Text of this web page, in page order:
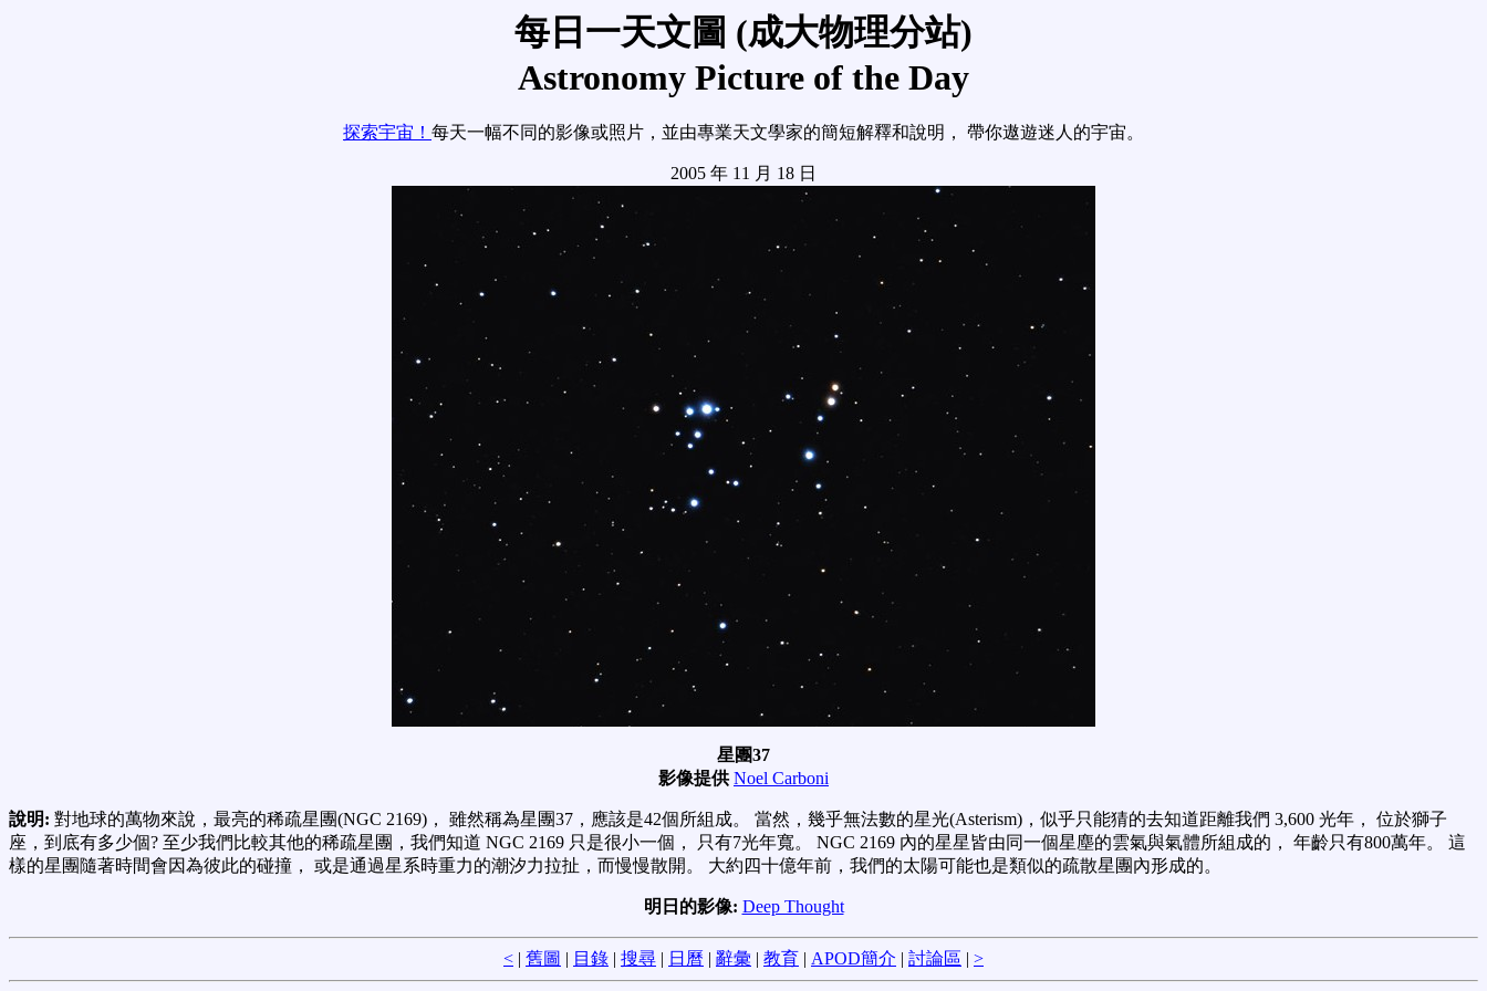
每日一天文圖 (成大物理分站)
Astronomy Picture of the Day
探索宇宙！ 每天一幅不同的影像或照片，並由專業天文學家的簡短解釋和說明， 帶你遨遊迷人的宇宙。
2005 年 11 月 18 日
星團37
影像提供Noel Carboni
說明: 對地球的萬物來說，最亮的稀疏星團(NGC 2169)， 雖然稱為星團37，應該是42個所組成。 當然，幾乎無法數的星光(Asterism)，似乎只能猜的去知道距離我們 3,600 光年， 位於獅子
座，到底有多少個? 至少我們比較其他的稀疏星團，我們知道 NGC 2169 只是很小一個， 只有7光年寬。 NGC 2169 內的星星皆由同一個星塵的雲氣與氣體所組成的， 年齡只有800萬年。 這
樣的星團隨著時間會因為彼此的碰撞， 或是通過星系時重力的潮汐力拉扯，而慢慢散開。 大約四十億年前，我們的太陽可能也是類似的疏散星團內形成的。
明日的影像: Deep Thought
< | 舊圖 | 目錄 | 搜尋 | 日曆 | 辭彙 | 教育 | APOD簡介 | 討論區 | >